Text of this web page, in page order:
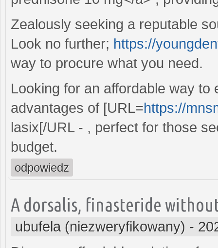
Zealously seeking a reputable
Look no further; https://
way to procure what you need.
Looking for an affordable way
advantages of [URL=https://
lasix[/URL - , perfect for those
budget.
odpowiedz
A dorsalis, finasteride
ubufela (niezweryfikowany) -